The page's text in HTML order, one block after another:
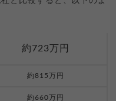
約723万円
約815万円
約660万円